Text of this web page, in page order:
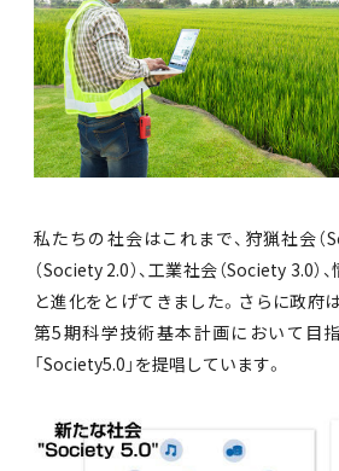
私たちの社会はこれまで、狩猟社会（
（Society 2.0）、工業社会（Society 3.0）
と進化をとげてきました。さらに政府
第5期科学技術基本計画において目
「Society5.0」を提唱しています。